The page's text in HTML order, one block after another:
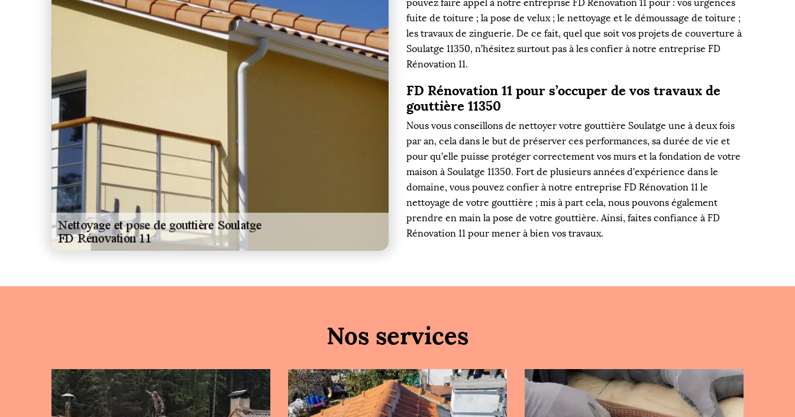
pouvez faire appel à notre entreprise FD Rénovation 11 pour : vos urgences
fuite de toiture ; la pose de velux ; le nettoyage et le démoussage de toiture ;
les travaux de zinguerie. De ce fait, quel que soit vos projets de couverture à
Soulatge 11350, n’hésitez surtout pas à les confier à notre entreprise FD
Rénovation 11.
FD Rénovation 11 pour s’occuper de vos travaux de
gouttière 11350
Nous vous conseillons de nettoyer votre gouttière Soulatge une à deux fois
par an, cela dans le but de préserver ces performances, sa durée de vie et
pour qu’elle puisse protéger correctement vos murs et la fondation de votre
maison à Soulatge 11350. Fort de plusieurs années d’expérience dans le
domaine, vous pouvez confier à notre entreprise FD Rénovation 11 le
nettoyage de votre gouttière ; mis à part cela, nous pouvons également
prendre en main la pose de votre gouttière. Ainsi, faites confiance à FD
Rénovation 11 pour mener à bien vos travaux.
Nos services